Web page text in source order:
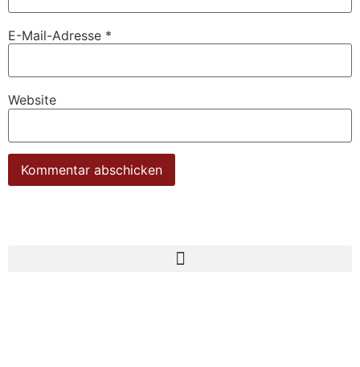
E-Mail-Adresse *
Website